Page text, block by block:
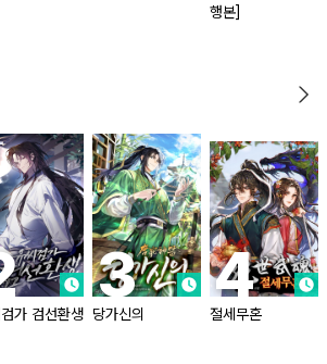
행본]
가 검선환생 당가신의 절세무혼